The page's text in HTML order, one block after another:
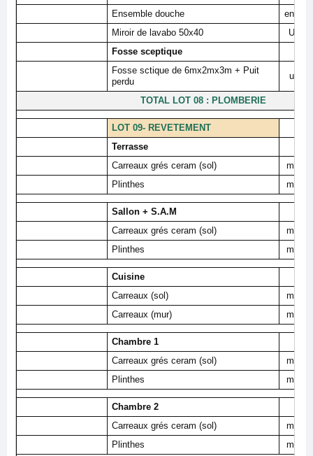
Ensemble douche
ens
Miroir de lavabo 50x40
U
Fosse sceptique
Fosse sctique de 6mx2mx3m + Puit
perdu
u
TOTAL LOT 08 : PLOMBERIE
LOT 09- REVETEMENT
Terrasse
Carreaux grés ceram (sol)
m²
Plinthes
m²
Sallon + S.A.M
Carreaux grés ceram (sol)
m²
Plinthes
m²
Cuisine
Carreaux (sol)
m²
Carreaux (mur)
m²
Chambre 1
Carreaux grés ceram (sol)
m²
Plinthes
m²
Chambre 2
Carreaux grés ceram (sol)
m²
Plinthes
m²